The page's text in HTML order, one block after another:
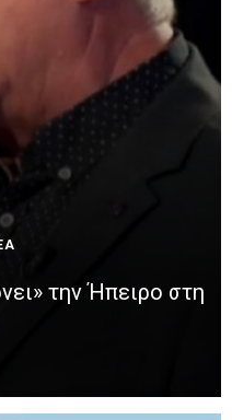
την Ήπειρο στη